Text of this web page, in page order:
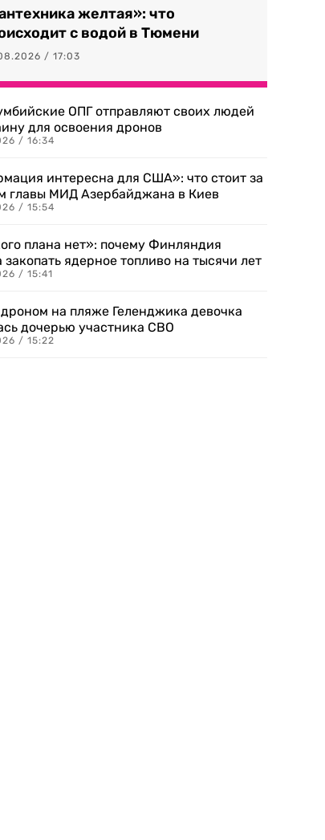
желтая»: что
с водой в Тюмени
/ 17:03
ОПГ отправляют своих людей
для освоения дронов
/ 16:34
интересна для США»: что стоит за
главы МИД Азербайджана в Киев
/ 15:54
плана нет»: почему Финляндия
ядерное топливо на тысячи лет
/ 15:41
на пляже Геленджика девочка
дочерью участника СВО
/ 15:22